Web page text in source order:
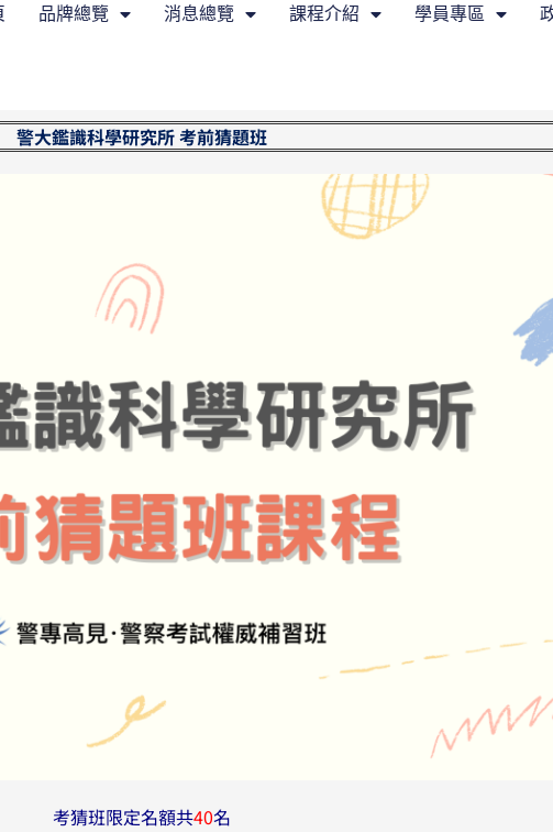
品牌總覽 消息總覽 課程介紹 學員專區
警大鑑識科學研究所 考前猜題班
考猜班限定名額共40名